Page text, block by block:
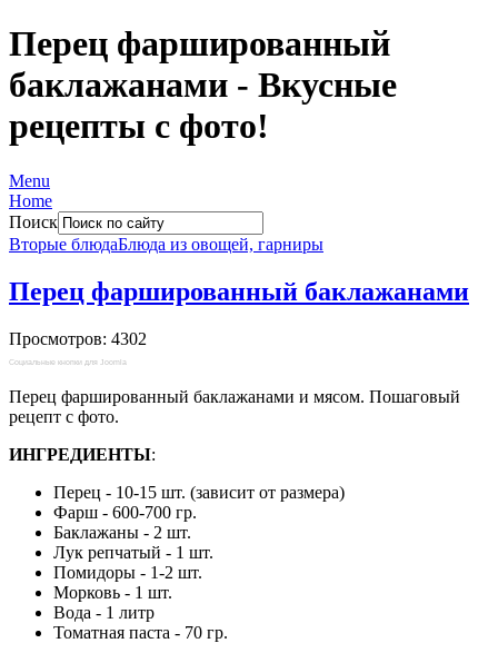
Перец фаршированный
баклажанами - Вкусные
рецепты с фото!
Menu
Home
Поиск
Вторые блюдаБлюда из овощей, гарниры
Перец фаршированный баклажанами
Просмотров: 4302
Социальные кнопки для Joomla
Перец фаршированный баклажанами и мясом. Пошаговый
рецепт с фото.
ИНГРЕДИЕНТЫ:
Перец - 10-15 шт. (зависит от размера)
Фарш - 600-700 гр.
Баклажаны - 2 шт.
Лук репчатый - 1 шт.
Помидоры - 1-2 шт.
Морковь - 1 шт.
Вода - 1 литр
Томатная паста - 70 гр.